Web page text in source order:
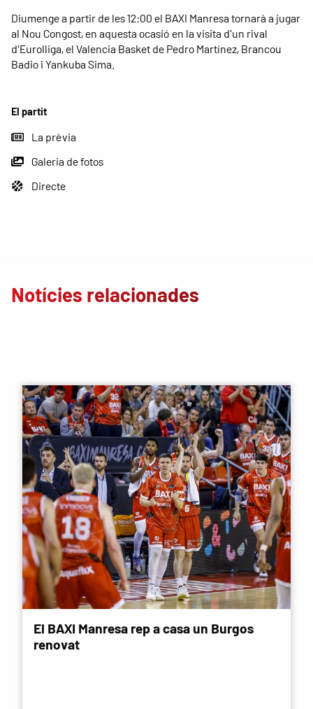
El partit
La prèvia
Galeria de fotos
Directe
Diumenge a partir de les 12:00 el BAXI Manresa tornarà a jugar
al Nou Congost, en aquesta ocasió en la visita d'un rival
d'Eurolliga, el Valencia Basket de Pedro Martínez, Brancou
Badio i Yankuba Sima.
Notícies relacionades
El BAXI Manresa rep a casa un Burgos
renovat